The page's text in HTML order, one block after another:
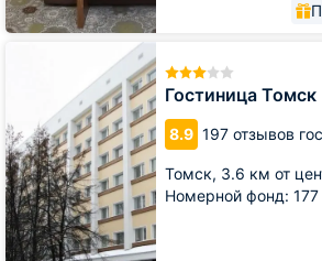
Гостиница Томск
8.9 197 отзывов
Томск, 3.6 км от
Номерной фонд: 177